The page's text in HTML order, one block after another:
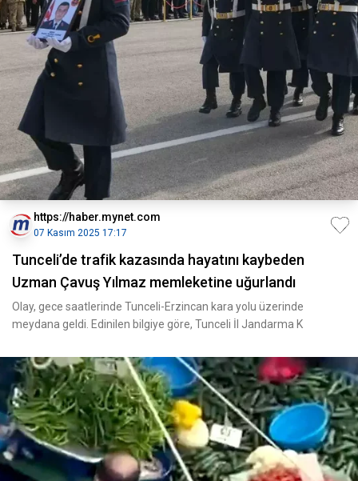
https://haber.mynet.com
07 Kasım 2025 17:17
Tunceli’de trafik kazasında hayatını kaybeden
Uzman Çavuş Yılmaz memleketine uğurlandı
Olay, gece saatlerinde Tunceli-Erzincan kara yolu üzerinde
meydana geldi. Edinilen bilgiye göre, Tunceli İl Jandarma K